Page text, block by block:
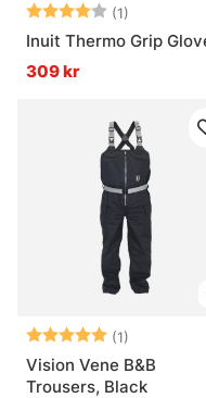
Betyg: (1)
4.0 utav
Inuit Thermo Grip
309 kr
Betyg: (1)
5.0 utav
Vision Vene B&B
Trousers, Black